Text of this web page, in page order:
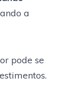
a
pode se